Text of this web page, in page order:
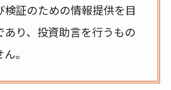
検証のための情報提供を目
あり、投資助言を行うもの
。